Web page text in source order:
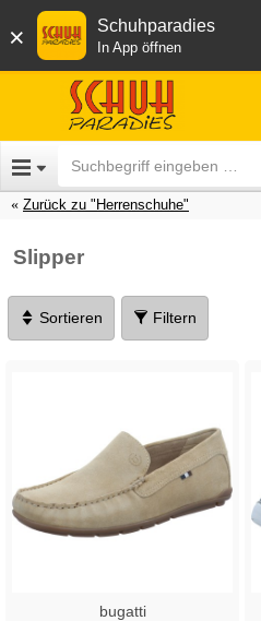
× Schuhparadies
In App öffnen
Zurück zu "Herrenschuhe"
Slipper
Sortieren Filtern
bugatti